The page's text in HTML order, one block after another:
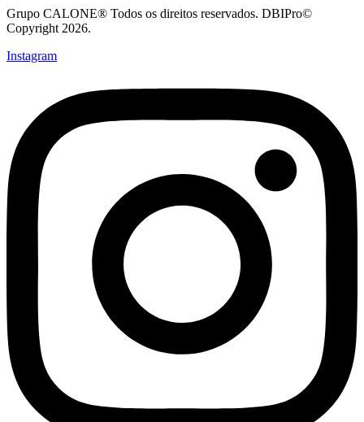
Grupo CALONE® Todos os direitos reservados. DBIPro©
Copyright 2026.
Instagram